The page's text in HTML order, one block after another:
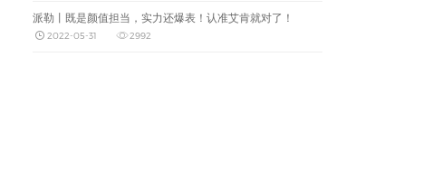
派勒丨既是颜值担当，实力还爆表！认准艾肯就对了！
2022-05-31 2992